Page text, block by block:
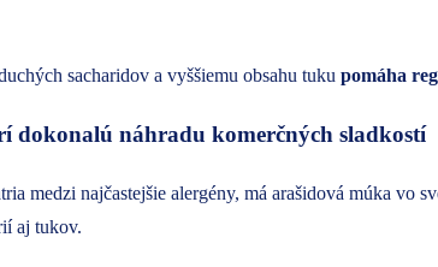
sacharidov a vyššiemu obsahu tuku pomáha
dokonalú náhradu komerčných sladkostí
medzi najčastejšie alergény, má arašidová múka
aj tukov.